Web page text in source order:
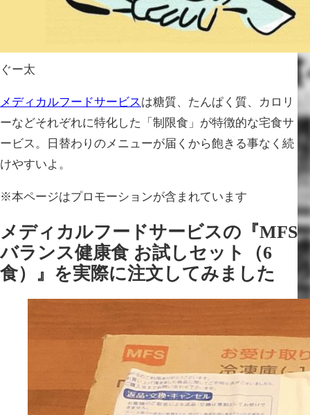
ぐー太
メディカルフードサービスは糖質、たんぱく質、カロリ
ーなどそれぞれに特化した「制限食」が特徴的な宅食サ
ービス。日替わりのメニューが届くから飽きる事なく続
けやすいよ。
※本ページはプロモーションが含まれています
メディカルフードサービスの『MFS
バランス健康食 お試しセット（6
食）』を実際に注文してみました